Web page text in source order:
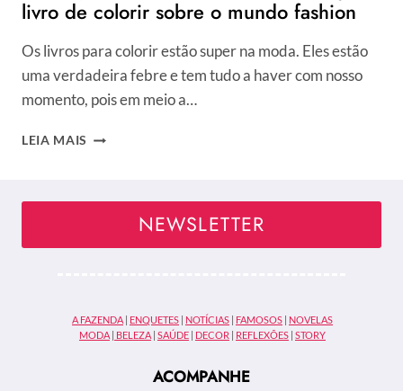
livro de colorir sobre o mundo fashion
Os livros para colorir estão super na moda. Eles estão
uma verdadeira febre e tem tudo a haver com nosso
momento, pois em meio a…
LEIA MAIS LIVROS
LANÇA
SOBRE
O
NEWSLETTER
A FAZENDA | ENQUETES | NOTÍCIAS | FAMOSOS | NOVELAS
MODA | BELEZA | SAÚDE | DECOR | REFLEXÕES | STORY
ACOMPANHE